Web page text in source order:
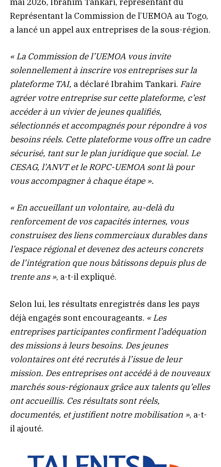
Représentant la Commission de l’UEMOA au Togo,
a lancé un appel aux entreprises de la sous-région.
« La Commission de l’UEMOA vous invite
solennellement à inscrire vos entreprises sur la
plateforme TAI, a déclaré Ibrahim Tankari. Faire
agréer votre entreprise sur cette plateforme, c’est
accéder à un vivier de jeunes qualifiés,
sélectionnés et accompagnés pour répondre à vos
besoins réels. Cette plateforme vous offre un cadre
sécurisé, tant sur le plan juridique que social. Le
CESAG, l’ANVT et le ROPC-UEMOA sont là pour
vous accompagner à chaque étape ».
« En accueillant un volontaire, au-delà du
renforcement de vos capacités internes, vous
construisez des liens commerciaux durables dans
l’espace régional et devenez des acteurs concrets
de l’intégration que nous bâtissons depuis plus de
trente ans », a-t-il expliqué.
Selon lui, les résultats enregistrés dans les pays
déjà engagés sont encourageants. « Les
entreprises participantes confirment l’adéquation
des missions à leurs besoins. Des jeunes
volontaires ont été recrutés à l’issue de leur
mission. Des entreprises ont accédé à de nouveaux
marchés sous-régionaux grâce aux talents qu’elles
ont accueillis. Ces résultats sont réels,
documentés, et justifient notre mobilisation », a-t-
il ajouté.